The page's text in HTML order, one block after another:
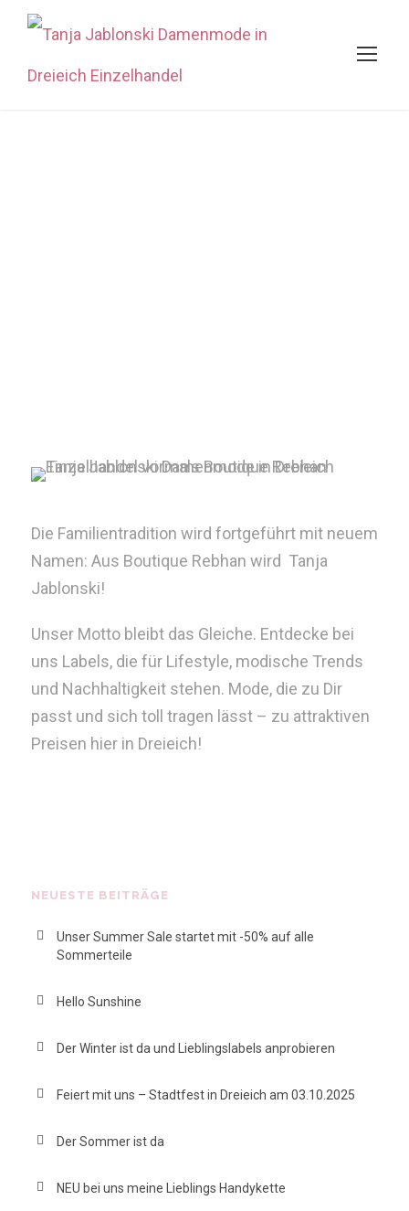
Die Familientradition wird fortgeführt mit neuem
Namen: Aus Boutique Rebhan wird Tanja
Jablonski!
Unser Motto bleibt das Gleiche. Entdecke bei
uns Labels, die für Lifestyle, modische Trends
und Nachhaltigkeit stehen. Mode, die zu Dir
passt und sich toll tragen lässt – zu attraktiven
Preisen hier in Dreieich!
NEUESTE BEITRÄGE
Unser Summer Sale startet mit -50% auf alle
Sommerteile
Hello Sunshine
Der Winter ist da und Lieblingslabels anprobieren
Feiert mit uns – Stadtfest in Dreieich am 03.10.2025
Der Sommer ist da
NEU bei uns meine Lieblings Handykette